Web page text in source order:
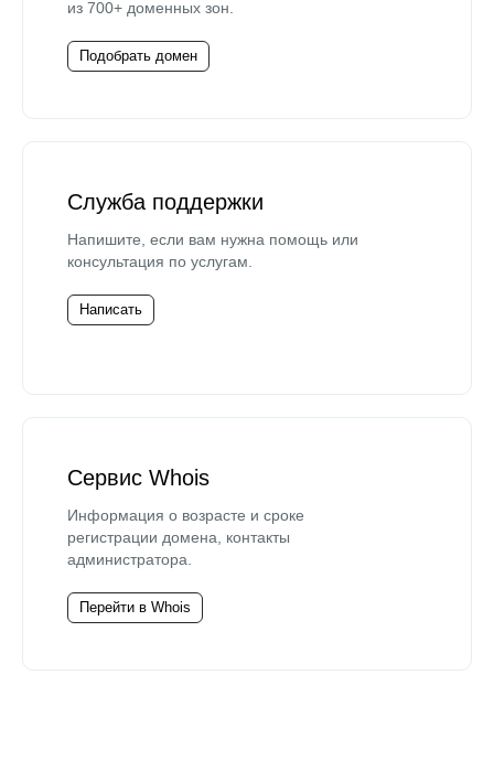
из 700+ доменных зон.
Подобрать домен
Служба поддержки
Напишите, если вам нужна помощь или
консультация по услугам.
Написать
Сервис Whois
Информация о возрасте и сроке
регистрации домена, контакты
администратора.
Перейти в Whois